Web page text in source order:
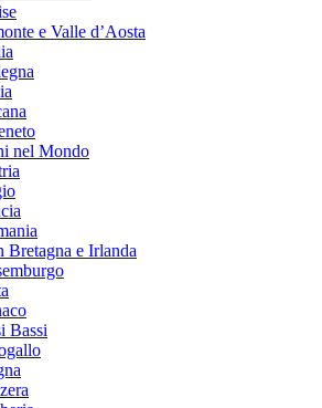
e Valle d’Aosta
nel Mondo
Bretagna e Irlanda
Bassi